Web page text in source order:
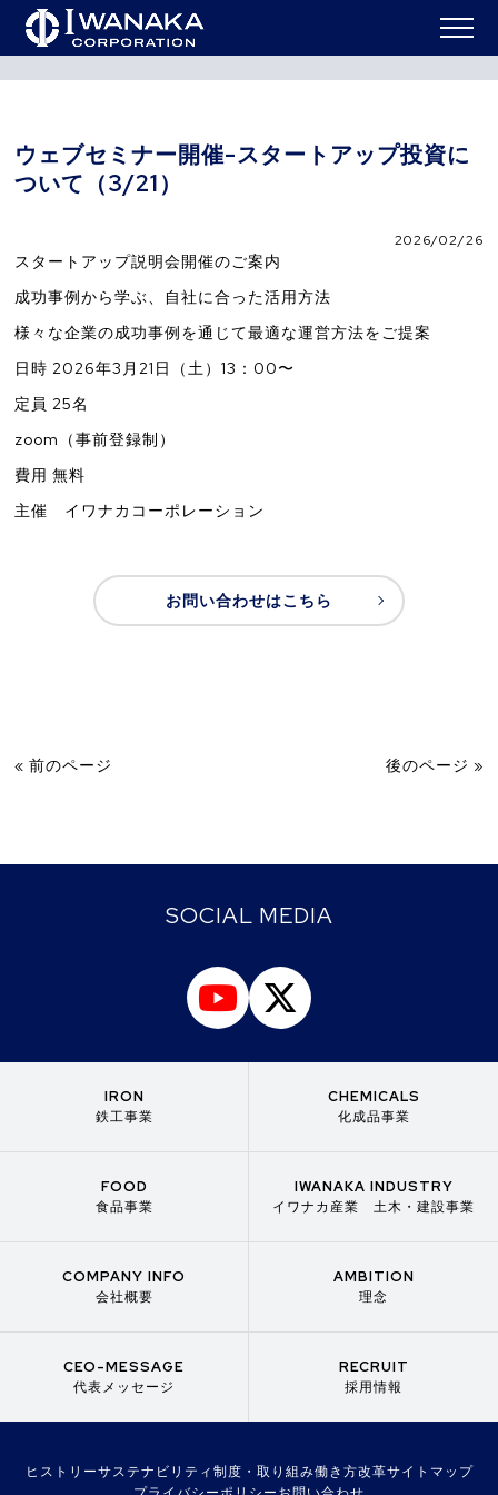
HOME >
ニュー
ス
>
ウェブセミナー開催-スタートアップ投資について
（3/21）
ウェブセミナー開催-スタートアップ投資に
ついて（3/21）
2026/02/26
スタートアップ説明会開催のご案内
成功事例から学ぶ、自社に合った活用方法
様々な企業の成功事例を通じて最適な運営方法をご提案
日時 2026年3月21日（土）13：00〜
定員 25名
zoom（事前登録制）
費用 無料
主催 イワナカコーポレーション
お問い合わせはこちら
« 前のページ 後のページ »
SOCIAL MEDIA
IRON
鉄工事業
CHEMICALS
化成品事業
FOOD
食品事業
IWANAKA INDUSTRY
イワナカ産業 土木・建設事業
COMPANY INFO
会社概要
AMBITION
理念
CEO-MESSAGE
代表メッセージ
RECRUIT
採用情報
ヒストリーサステナビリティ制度・取り組み働き方改革サイトマップ